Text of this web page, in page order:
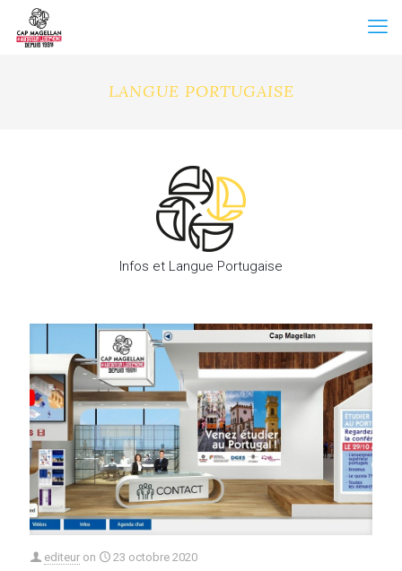
LANGUE PORTUGAISE
Infos et Langue Portugaise
editeur on 23 octobre 2020